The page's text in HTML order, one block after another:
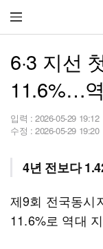
6·3 지선
11.6%…
입력 : 2026-05-29 19:12
수정 : 2026-05-29 19:20
4년 전보다
제9회 전국동시
11.6%로 역대